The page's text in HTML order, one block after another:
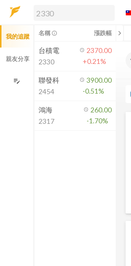
解鎖即時行情及進階功能
方案」，即可解鎖以下功能：
即時行情
即時市況與排行
成交金額熱力圖
前往方案訂閱
如何綁定合作券商
我的追蹤
親友分享
edit_note
名稱 info_outline 漲跌幅 chevron_left
台積電
2330
2370.00
+0.21%
聯發科
2454
3900.00
-0.51%
鴻海
2317
260.00
-1.70%